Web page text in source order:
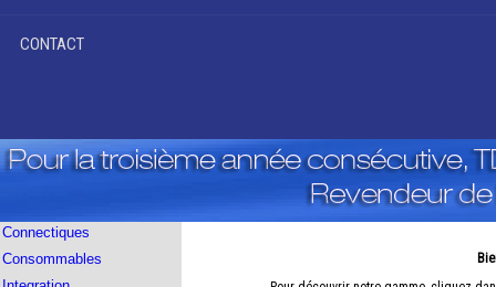
CONTACT
Connectiques
Consommables